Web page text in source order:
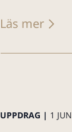
Läs mer
UPPDRAG | 1